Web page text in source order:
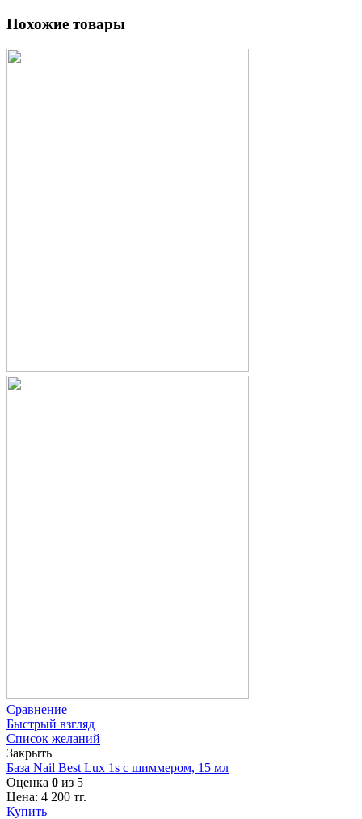
Похожие товары
Сравнение
Быстрый взгляд
Список желаний
Закрыть
База Nail Best Lux 1s с шиммером, 15 мл
Оценка 0 из 5
Цена: 4 200 тг.
Купить